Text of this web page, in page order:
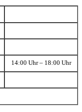
14:00 Uhr – 18:00 Uhr